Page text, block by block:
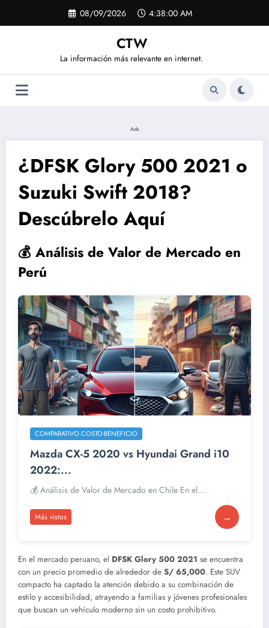
contenido
08/09/2026 4:38:01 AM
CTW
La información más relevante en internet.
Ads
¿DFSK Glory 500 2021 o
Suzuki Swift 2018?
Descúbrelo Aquí
💰 Análisis de Valor de Mercado en
Perú
COMPARATIVO COSTO-BENEFICIO
Mazda CX-5 2020 vs Hyundai Grand i10
2022:...
💰 Análisis de Valor de Mercado en Chile En el...
Más vistos →
En el mercado peruano, el DFSK Glory 500 2021 se encuentra
con un precio promedio de alrededor de S/ 65,000. Este SUV
compacto ha captado la atención debido a su combinación de
estilo y accesibilidad, atrayendo a familias y jóvenes profesionales
que buscan un vehículo moderno sin un costo prohibitivo.